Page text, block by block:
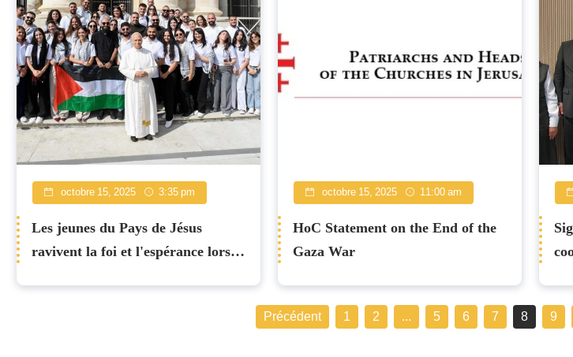
octobre 15, 2025 3:35 pm
Les jeunes du Pays de Jésus
ravivent la foi et l'espérance lors
octobre 15, 2025 11:00 am
HoC Statement on the End of the
Gaza War
Précédent 1 2 ... 5 6 7 8 9